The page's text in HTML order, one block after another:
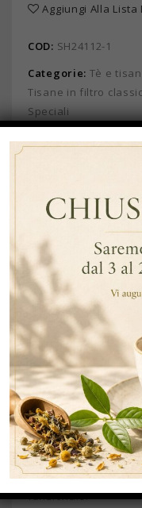
Aggiungi Alla Lista
COD: SH24112-1
Categorie: Tè e
Tisane in filtro
Speciali
Brand:Ship
DESCRIZIONE
funzionale.